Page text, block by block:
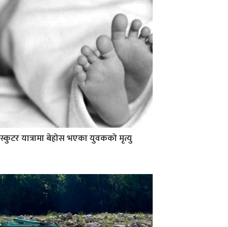
स्कुटर यात्रामा बेहोस भएका युवकको मृत्यु